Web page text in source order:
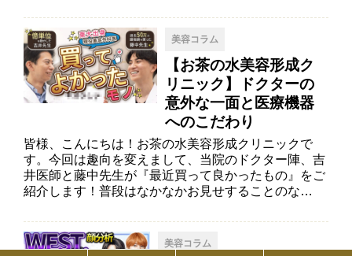
美容コラム
【お茶の水美容形成ク
リニック】ドクターの
意外な一面と医療機器
へのこだわり
皆様、こんにちは！お茶の水美容形成クリニックで
す。今回は趣向を変えまして、当院のドクター陣、吉
井医師と藤中先生が『最近買って良かったもの』をご
紹介します！普段はなかなかお見せすることのな…
美容コラム